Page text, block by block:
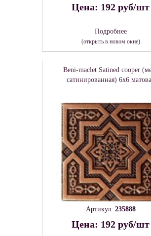
Цена: 192 руб/шт
Подробнее
(открыть в новом окне)
Beni-maclet Satined cooper
сатинированная) 6х6
Артикул: 235888
Цена: 192 руб/шт